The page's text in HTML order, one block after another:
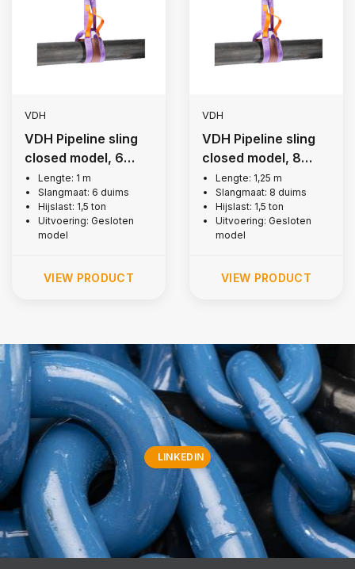
VDH
VDH Pipeline sling
closed model, 6
inchLengte: 1 m
Slangmaat: 6 duims
Hijslast: 1,5 ton
Uitvoering: Gesloten
model
VIEW PRODUCT
VDH
VDH Pipeline sling
closed model, 8
inchLengte: 1,25 m
Slangmaat: 8 duims
Hijslast: 1,5 ton
Uitvoering: Gesloten
model
VIEW PRODUCT
LINKEDIN